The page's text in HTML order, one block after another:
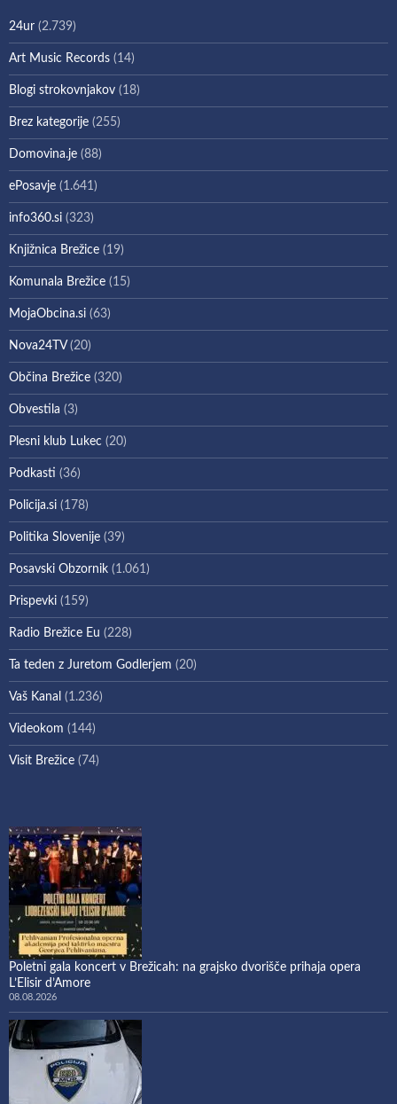
24ur (2.739)
Art Music Records (14)
Blogi strokovnjakov (18)
Brez kategorije (255)
Domovina.je (88)
ePosavje (1.641)
info360.si (323)
Knjižnica Brežice (19)
Komunala Brežice (15)
MojaObcina.si (63)
Nova24TV(20)
Občina Brežice (320)
Obvestila (3)
Plesni klub Lukec (20)
Podkasti (36)
Policija.si (178)
Politika Slovenije (39)
Posavski Obzornik (1.061)
Prispevki (159)
Radio Brežice Eu (228)
Ta teden z Juretom Godlerjem (20)
Vaš Kanal (1.236)
Videokom (144)
Visit Brežice (74)
Poletni gala koncert v Brežicah: na grajsko dvorišče prihaja opera
L’Elisir d’Amore
08.08.2026